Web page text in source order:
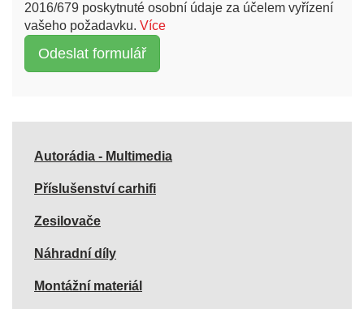
2016/679 poskytnuté osobní údaje za účelem vyřízení
vašeho požadavku. Více
Autorádia - Multimedia
Příslušenství carhifi
Zesilovače
Náhradní díly
Montážní materiál